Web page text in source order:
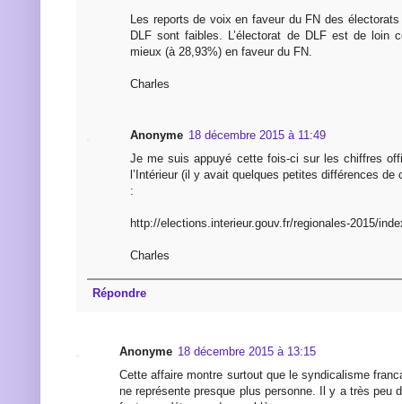
Les reports de voix en faveur du FN des
DLF sont faibles. L’électorat de DLF est de loin
mieux (à 28,93%) en faveur du FN.
Charles
Anonyme 18 décembre 2015 à 11:49
Je me suis appuyé cette fois-ci sur les chiffres
l’Intérieur (il y avait quelques petites différences de
:
http://elections.interieur.gouv.fr/regionales-2015/
Charles
Répondre
Anonyme 18 décembre 2015 à 13:15
Cette affaire montre surtout que le syndicalisme
ne représente presque plus personne. Il y a très peu